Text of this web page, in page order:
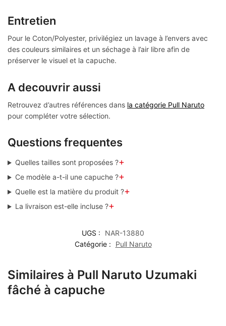
Entretien
Pour le Coton/Polyester, privilégiez un lavage à l’envers avec
des couleurs similaires et un séchage à l’air libre afin de
préserver le visuel et la capuche.
A decouvrir aussi
Retrouvez d’autres références dans la catégorie Pull Naruto
pour compléter votre sélection.
Questions frequentes
Quelles tailles sont proposées ?+
Ce modèle a-t-il une capuche ?+
Quelle est la matière du produit ?+
La livraison est-elle incluse ?+
UGS :
NAR-13880
Catégorie :
Pull Naruto
Similaires à Pull Naruto Uzumaki
fâché à capuche